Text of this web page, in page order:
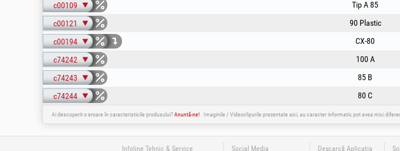
c00109 Tip A 85
c00121 90 Plastic
c00194 CX-80
c74242 100 A
c74243 85 B
c74244 80 C
Ai descoperit o eroare în caracteristicile produsului?Anuntă-ne! Imaginile / Videoclipurile prezentate aici, au caracter informativ, pot avea mici
Infoline Tehnic & Service Social Media Descarcă Aplicația